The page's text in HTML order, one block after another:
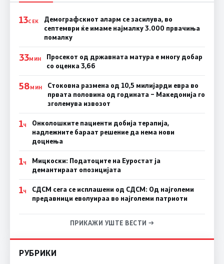
13СЕК
Демографскиот аларм се засилува, во
септември ќе имаме најмалку 3.000 првачиња
помалку
33МИН
Просекот од државната матура е многу добар
со оценка 3,66
58МИН
Стоковна размена од 10,5 милијарди евра во
првата половина од годината – Македонија го
зголемува извозот
1Ч
Онколошките пациенти добија терапија,
надлежните бараат решение да нема нови
доцнења
1Ч
Мицкоски: Податоците на Еуростат ја
демантираат опозицијата
1Ч
СДСМ сега се исплашени од СДСМ: Од најголеми
предавници еволуираа во најголеми патриоти
ПРИКАЖИ УШТЕ ВЕСТИ →
РУБРИКИ